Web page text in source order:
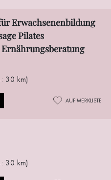
Erwachsenenbildung
Pilates
30 km)
AUF MERKLISTE
30 km)